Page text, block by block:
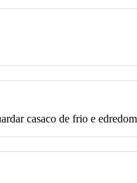
casaco de frio e